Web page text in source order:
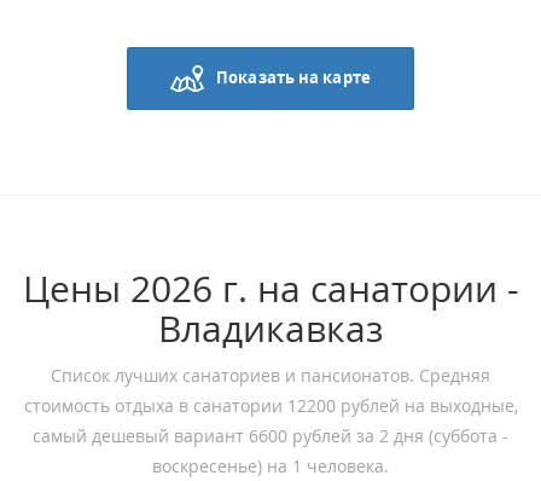
Показать на карте
Цены 2026 г. на санатории -
Владикавказ
Список лучших санаториев и пансионатов. Средняя
стоимость отдыха в санатории 12200 рублей на выходные,
самый дешевый вариант 6600 рублей за 2 дня (суббота -
воскресенье) на 1 человека.